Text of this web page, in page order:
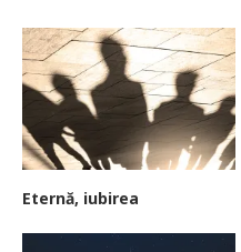
Eternă, iubirea